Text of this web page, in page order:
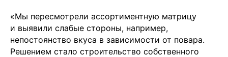
«Мы пересмотрели ассортиментную матрицу
и выявили слабые стороны, например,
непостоянство вкуса в зависимости от повара.
Решением стало строительство собственного